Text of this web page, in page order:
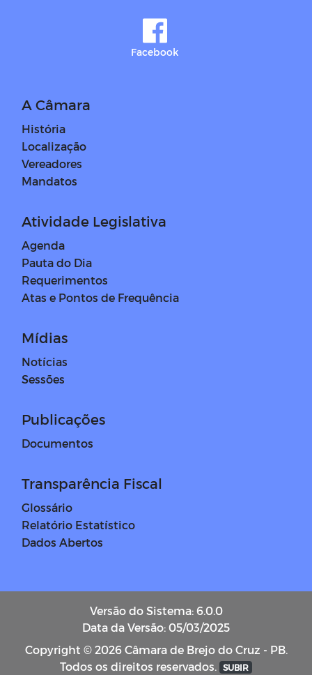
Facebook
A Câmara
História
Localização
Vereadores
Mandatos
Atividade Legislativa
Agenda
Pauta do Dia
Requerimentos
Atas e Pontos de Frequência
Mídias
Notícias
Sessões
Publicações
Documentos
Transparência Fiscal
Glossário
Relatório Estatístico
Dados Abertos
Versão do Sistema: 6.0.0
Data da Versão: 05/03/2025
Copyright © 2026 Câmara de Brejo do Cruz - PB.
Todos os direitos reservados. SUBIR